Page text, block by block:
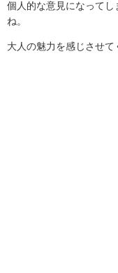
個人的な意見になって
ね。
大人の魅力を感じさせて